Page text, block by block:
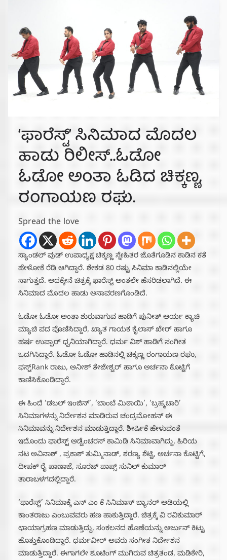
‘ಫಾರೆಸ್ಟ್’ ಸಿನಿಮಾದ ಮೊದಲ
ಹಾಡು ರಿಲೀಸ್..ಓಡೋ
ಓಡೋ ಅಂತಾ ಓಡಿದ ಚಿಕ್ಕಣ್ಣ,
ರಂಗಾಯಣ ರಘು.
Spread the love
ಸ್ಯಾಂಡಲ್ ವುಡ್ ಉಪಾಧ್ಯಕ್ಷ ಚಿಕ್ಕಣ್ಣ ಸ್ನೇಹಿತರ ಜೊತೆಗೂಡಿನ ಕಾಡಿನ ಕತೆ
ಹೇಳೋಕೆ ರೆಡಿ ಆಗಿದ್ದಾರೆ. ಶೇಕಡ 80 ರಷ್ಟು ಸಿನಿಮಾ ಕಾಡಿನಲ್ಲಿಯೇ
ಸಾಗುತ್ತದೆ. ಅದಕ್ಕೇನೆ ಚಿತ್ರಕ್ಕೆ ಫಾರೆಸ್ಟ್ ಅಂತಲೇ ಹೆಸರಿಡಲಾಗಿದೆ. ಈ
ಸಿನಿಮಾದ ಮೊದಲ ಹಾಡು ಅನಾವರಣಗೊಂಡಿದೆ.
ಓಡೋ ಓಡೋ ಅಂತಾ ಶುರುವಾಗುವ ಹಾಡಿಗೆ ಪುನೀತ್ ಆರ್ಯ ಕ್ಯಾಚಿ
ಮ್ಯಾಚಿ ಪದ ಪೊಣಿಸಿದ್ದಾರೆ, ಖ್ಯಾತ ಗಾಯಕ ಕೈಲಾಸ್ ಖೇರ್ ಹಾಗೂ
ಹರ್ಷ ಉಪ್ಪಾರ್ ಧ್ವನಿಯಾಗಿದ್ದಾರೆ. ಧರ್ಮ ವಿಶ್ ಹಾಡಿಗೆ ಸಂಗೀತ
ಒದಗಿಸಿದ್ದಾರೆ. ಓಡೋ ಓಡೋ ಹಾಡಿನಲ್ಲಿ ಚಿಕ್ಕಣ್ಣ ರಂಗಾಯಣ ರಘು,
ಫಸ್ಟ್Rank ರಾಜು, ಅನೀಶ್ ತೇಜೇಶ್ವರ್ ಹಾಗೂ ಅರ್ಚನಾ ಕೊಟ್ಟಿಗೆ
ಕಾಣಿಸಿಕೊಂಡಿದ್ದಾರೆ.
ಈ ಹಿಂದೆ ‘ಡಬಲ್ ಇಂಜಿನ್’, ‘ಬಾಂಬೆ ಮಿಠಾಯಿ’, ‘ಬ್ರಹ್ಮಚಾರಿ’
ಸಿನಿಮಾಗಳನ್ನು ನಿರ್ದೇಶನ ಮಾಡಿರುವ ಚಂದ್ರಮೋಹನ್ ಈ
ಸಿನಿಮಾವನ್ನು ನಿರ್ದೇಶನ ಮಾಡುತ್ತಿದ್ದಾರೆ. ಶೀರ್ಷಿಕೆ ಹೇಳುವಂತೆ
ಇದೊಂದು ಫಾರೆಸ್ಟ್ ಅಡ್ವೆಂಚರಸ್ ಕಾಮಿಡಿ ಸಿನಿಮಾವಾಗಿದ್ದು, ಹಿರಿಯ
ನಟ ಅವಿನಾಶ್ , ಪ್ರಕಾಶ್ ತುಮ್ಮಿನಾಡ್, ಶರಣ್ಯ ಶೆಟ್ಟಿ, ಅರ್ಚನಾ ಕೊಟ್ಟಿಗೆ,
ದೀಪಕ್ ರೈ ಪಾಣಾಜೆ, ಸೂರಜ್ ಪಾಪ್ಸ್ ಸುನಿಲ್ ಕುಮಾರ್
ತಾರಾಬಳಗದಲ್ಲಿದ್ದಾರೆ.
‘ಫಾರೆಸ್ಟ್’ ಸಿನಿಮಾಕ್ಕೆ ಎನ್ ಎಂ ಕೆ ಸಿನಿಮಾಸ್ ಬ್ಯಾನರ್ ಅಡಿಯಲ್ಲಿ
ಕಾಂತರಾಜು ಎಂಬುವವರು ಹಣ ಹಾಕುತ್ತಿದ್ದಾರೆ. ಚಿತ್ರಕ್ಕೆ ವಿ ರವಿಕುಮಾರ್
ಛಾಯಾಗ್ರಹಣ ಮಾಡುತ್ತಿದ್ದು, ಸಂಕಲನದ ಹೊಣೆಯನ್ನು ಅರ್ಜುನ್ ಕಿಟ್ಟು
ಹೊತ್ತುಕೊಂಡಿದ್ದಾರೆ. ಧರ್ಮವೀರ್ ಅವರು ಸಂಗೀತ ನಿರ್ದೇಶನ
ಮಾಡುತ್ತಿದ್ದಾರೆ. ಈಗಾಗಲೇ ಶೂಟಿಂಗ್ ಮುಗಿರುವ ಚಿತ್ರತಂಡ, ಮಡಿಕೇರಿ,